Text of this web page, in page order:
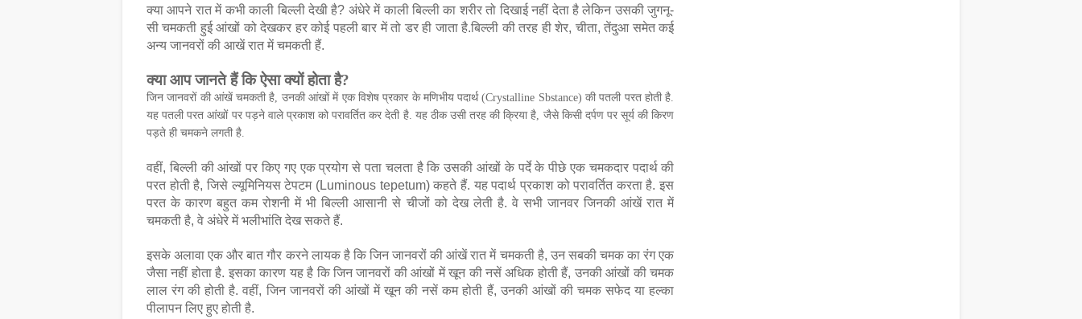
क्या आपने रात में कभी काली बिल्ली देखी है? अंधेरे में काली बिल्ली का शरीर तो दिखाई नहीं देता है लेकिन उसकी जुगनू-
सी चमकती हुई आंखों को देखकर हर कोई पहली बार में तो डर ही जाता है.बिल्ली की तरह ही शेर, चीता,तेंदुआ समेत कई
अन्य जानवरों की आखें रात में चमकती हैं.
क्या आप जानते हैं कि ऐसा क्यों होता है?
जिन जानवरों की आंखें चमकती है, उनकी आंखों में एक विशेष प्रकार के मणिभीय पदार्थ(Crystalline Sbstance)की पतली परत होती है.
यह पतली परत आंखों पर पड़ने वाले प्रकाश को परावर्तित कर देती है. यह ठीक उसी तरह की क्रिया है, जैसे किसी दर्पण पर सूर्य की किरण
पड़ते ही चमकने लगती है.
वहीं, बिल्ली की आंखों पर किए गए एक प्रयोग से पता चलता है कि उसकी आंखों के पर्दे के पीछे एक चमकदार पदार्थ की
परत होती है, जिसे ल्यूमिनियस टेपटम(Luminous tepetum)कहते हैं. यह पदार्थ प्रकाश को परावर्तित करता है.इस
परत के कारण बहुत कम रोशनी में भी बिल्ली आसानी से चीजों को देख लेती है. वे सभी जानवर जिनकी आंखें रात में
चमकती है, वे अंधेरे में भलीभांति देख सकते हैं.
इसकेअलावाएकऔरबातगौर करने लायकहैकिजिनजानवरोंकीआंखेंरातमें चमकती है, उन सबकी चमक का रंग एक
जैसा नहीं होता है. इसका कारण यह है कि जिन जानवरों की आंखों में खून की नसें अधिक होती हैं, उनकी आंखों की चमक
लाल रंग की होती है.वहीं, जिन जानवरों की आंखों में खून की नसें कम होती हैं, उनकी आंखों की चमक सफेद या हल्का
पीलापन लिए हुए होती है.